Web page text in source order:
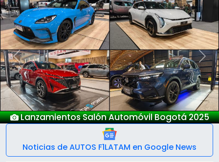
Lanzamientos Salón Automóvil Bogotá 2025
Previous Next
Noticias de AUTOS F1LATAM en Google News